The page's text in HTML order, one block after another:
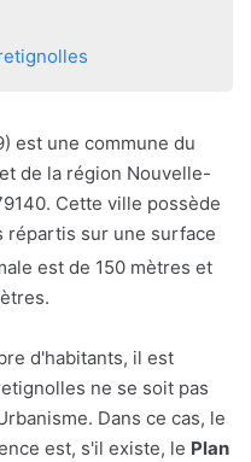
est une commune du
de la région Nouvelle-
Cette ville possède
répartis sur une surface
est de 150 mètres et
d'habitants, il est
ne se soit pas
Dans ce cas, le
est, s'il existe, le Plan